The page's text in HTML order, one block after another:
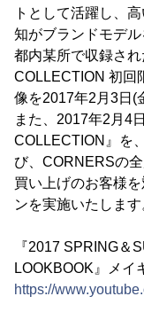
トとして活躍し、
知がブランドモデ
都内某所で収録さ
COLLECTION 初回
像を2017年2月3日(
また、2017年2月4
COLLECTION』を
び、CORNERSの
買い上げのお客様
ンを実施いたします
『2017 SPRING＆
LOOKBOOK』メイ
https://